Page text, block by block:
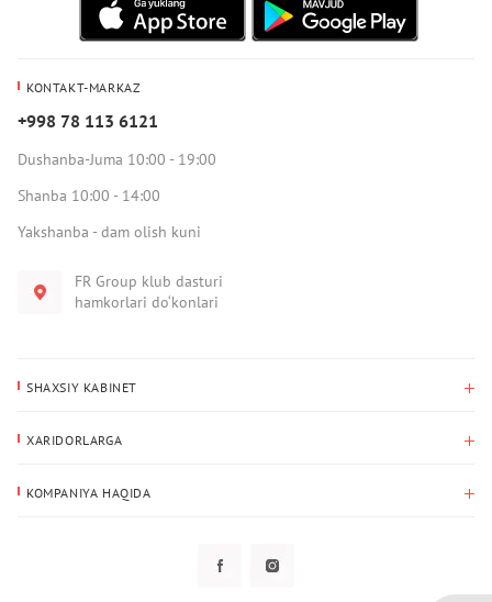
KONTAKT-MARKAZ
+998 78 113 6121
Dushanba-Juma 10:00 - 19:00
Shanba 10:00 - 14:00
Yakshanba - dam olish kuni
FR Group klub dasturi
hamkorlari do‘konlari
SHAXSIY KABINET
Yetkazib berish manzili
XARIDORLARGA
KOMPANIYA HAQIDA